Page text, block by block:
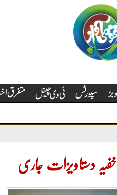
خفیہ دستاویزات جاری